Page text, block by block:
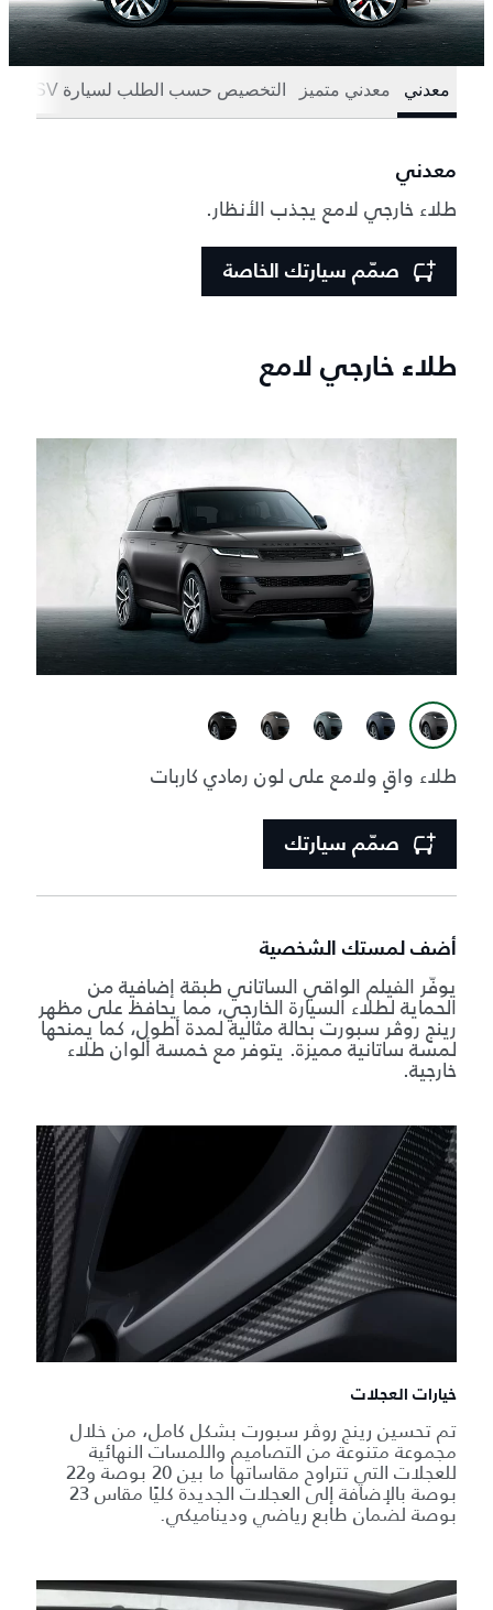
معدني معدني متميز التخصيص حسب الطلب لسيارة SV
معدني
طلاء خارجي لامع يجذب الأنظار.
صمّم سيارتك الخاصة
طلاء خارجي لامع
طلاء واقٍ ولامع على لون رمادي كاربات
صمّم سيارتك
أضف لمستك الشخصية
يوفّر الفيلم الواقي الساتاني طبقة إضافية من
الحماية لطلاء السيارة الخارجي، مما يحافظ على مظهر
رينج روڤر سبورت بحالة مثالية لمدة أطول، كما يمنحها
لمسة ساتانية مميزة. يتوفر مع خمسة ألوان طلاء
خارجية.
خيارات العجلات
تم تحسين رينج روڤر سبورت بشكل كامل، من خلال
مجموعة متنوعة من التصاميم واللمسات النهائية
للعجلات التي تتراوح مقاساتها ما بين 20 بوصة و22
بوصة بالإضافة إلى العجلات الجديدة كليًا مقاس 23
بوصة لضمان طابع رياضي وديناميكي.